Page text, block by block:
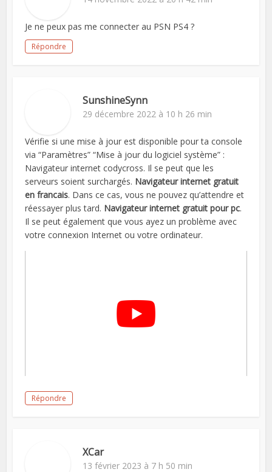
Je ne peux pas me connecter au PSN PS4 ?
Répondre
SunshineSynn
29 décembre 2022 à 10 h 26 min
Vérifie si une mise à jour est disponible pour ta console
via “Paramètres” “Mise à jour du logiciel système” :
Navigateur internet codycross. Il se peut que les
serveurs soient surchargés. Navigateur internet gratuit
en francais. Dans ce cas, vous ne pouvez qu’attendre et
réessayer plus tard. Navigateur internet gratuit pour pc.
Il se peut également que vous ayez un problème avec
votre connexion Internet ou votre ordinateur.
Répondre
XCar
13 février 2023 à 7 h 50 min